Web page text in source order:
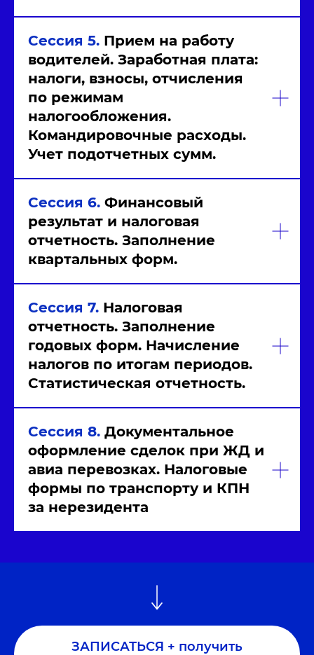
Сессия 5. Прием на работу
водителей. Заработная плата:
налоги, взносы, отчисления
по режимам
налогообложения.
Командировочные расходы.
Учет подотчетных сумм.
Сессия 6. Финансовый
результат и налоговая
отчетность. Заполнение
квартальных форм.
Сессия 7. Налоговая
отчетность. Заполнение
годовых форм. Начисление
налогов по итогам периодов.
Статистическая отчетность.
Сессия 8. Документальное
оформление сделок при ЖД и
авиа перевозках. Налоговые
формы по транспорту и КПН
за нерезидента
ЗАПИСАТЬСЯ + получить